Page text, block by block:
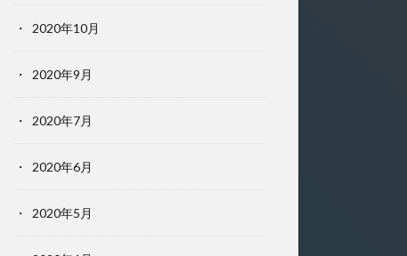
2020年10月
2020年9月
2020年7月
2020年6月
2020年5月